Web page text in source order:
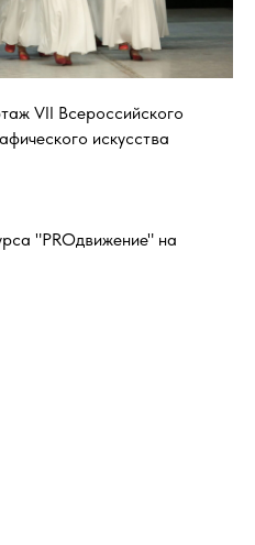
VII Всероссийского
искусства
"PROдвижение" на